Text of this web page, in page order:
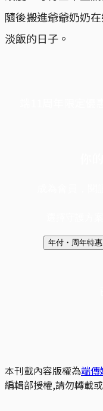
隨後搬進爺爺奶奶
淡飯的日子。
年付・周年特惠
本刊載內容版權為端傳
編輯部授權,請勿轉載